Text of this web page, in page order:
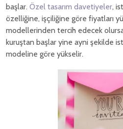
başlar. Özel tasarım davetiyeler,
özelliğine, işçiliğine göre fiyatları
modellerinden tercih edecek
kuruştan başlar yine ayni şekilde
modeline göre yükselir.